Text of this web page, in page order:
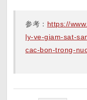
参考： https://
ly-ve-giam-sat-
cac-bon-trong-